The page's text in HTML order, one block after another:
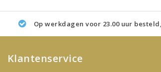
Op werkdagen voor 23.00 uur
Klantenservice